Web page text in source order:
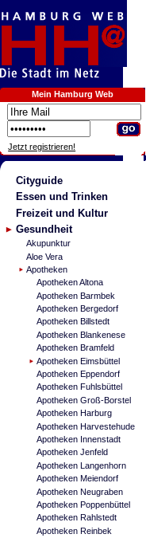
Mein Hamburg Web
Jetzt registrieren!
Cityguide
Essen und Trinken
Freizeit und Kultur
Gesundheit
Akupunktur
Aloe Vera
Apotheken
Apotheken Altona
Apotheken Barmbek
Apotheken Bergedorf
Apotheken Billstedt
Apotheken Blankenese
Apotheken Bramfeld
Apotheken Eimsbüttel
Apotheken Eppendorf
Apotheken Fuhlsbüttel
Apotheken Groß-Borstel
Apotheken Harburg
Apotheken Harvestehude
Apotheken Innenstadt
Apotheken Jenfeld
Apotheken Langenhorn
Apotheken Meiendorf
Apotheken Neugraben
Apotheken Poppenbüttel
Apotheken Rahlstedt
Apotheken Reinbek